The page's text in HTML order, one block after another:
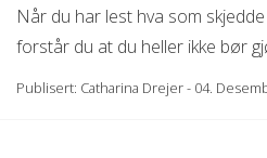
Når du har lest hva som
forstår du at du heller ikke bør
Publisert: Catharina Drejer- 04.